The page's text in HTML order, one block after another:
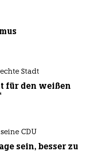
Stadt
für den weißen
CDU
sein, besser zu